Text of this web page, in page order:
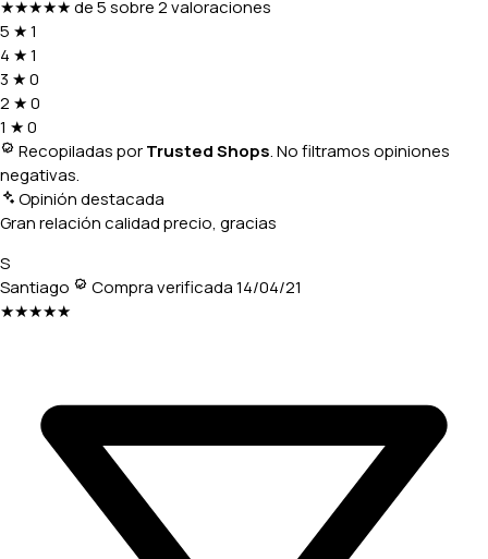
★★★★★de 5 sobre 2 valoraciones
5 ★1
4 ★1
3 ★0
2 ★0
1 ★0
Recopiladas porTrusted Shops. No filtramos opiniones
negativas.
Opinión destacada
Gran relación calidad precio, gracias
S
Santiago
Compra verificada14/04/21
★★★★★